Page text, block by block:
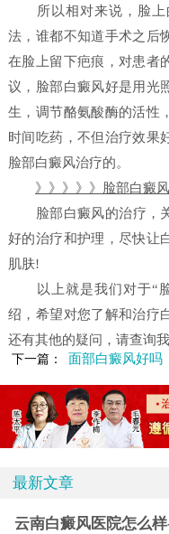
所以相对来说，脸上
法，谁都不知道手术之后
在脸上留下疤痕，对患者
议，脸部白癜风好是用光
生，调节酪氨酸酶的活性
时间吃药，不但治疗效果
脸部白癜风治疗的。
》》》》》脸部白癜
脸部白癜风的治疗，关
好的治疗和护理，尽快让
肌肤!
以上就是我们对于“脸
绍，希望对您了解和治疗
还有其他的疑问，请查询
下一篇： 面部白癜风好吗
最新文章
云南白癜风医院怎么